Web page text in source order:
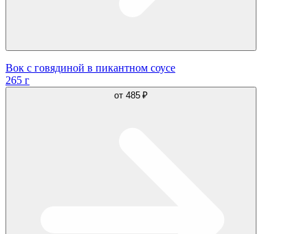
Вок с говядиной в пикантном соусе
265 г
от 485 ₽